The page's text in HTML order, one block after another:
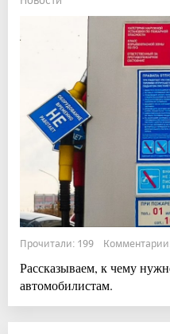
Прочитали: 199
Рассказываем, к чему
автомобилистам.